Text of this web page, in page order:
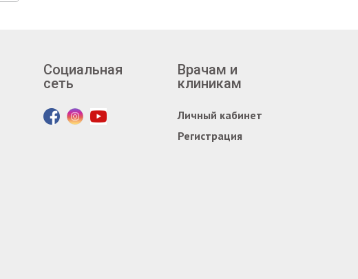
Социальная
сеть
Врачам и
клиникам
Личный кабинет
Регистрация